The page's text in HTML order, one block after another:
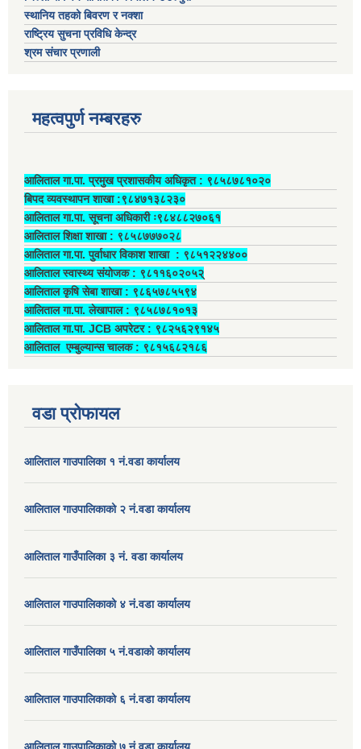
स्थानिय तहको बिवरण र नक्शा
राष्ट्रिय सुचना प्रविधि केन्द्र
श्रम संचार प्रणाली
महत्वपुर्ण नम्बरहरु
आलिताल गा.पा. प्रमुख प्रशासकीय अधिकृत ‍: ९८५८७८१०२०
बिपद व्यवस्थापन शाखा :९८४७१३८२३०
आलिताल गा.पा. सूचना अधिकारी ः९८४८८२७०६१
आलिताल शिक्षा शाखा : ९८५८७७७०२८
आलिताल गा.पा. पुर्वाधार विकाश शाखा ‍: ९८५१२२४४००
आलिताल स्वास्थ्य संयोजक ‍: ९८११६०२०५२्
आलिताल कृषि सेबा शाखा : ९८६५७८५५९४
आलिताल गा.पा. लेखापाल ‍: ९८५८७८१०१३
आलिताल गा.पा. JCB अपरेटर ‍: ९८२५६२९१४५
आलिताल एम्बुल्यान्स चालक ‍: ९८१५६८२१८६
वडा प्रोफायल
आलिताल गाउपालिका १ नं.वडा कार्यालय
आलिताल गाउपालिकाको २ नं.वडा कार्यालय
आलिताल गाउँपालिका ३ नं. वडा कार्यालय
आलिताल गाउपालिकाको ४ नं.वडा कार्यालय
आलिताल गाउँपालिका ५ नं.वडाको कार्यालय
आलिताल गाउपालिकाको ६ नं.वडा कार्यालय
आलिताल गाउपालिकाको ७ नं.वडा कार्यालय